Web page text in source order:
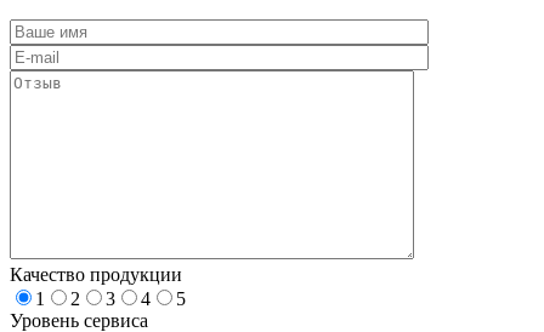
Качество продукции
1
2 3 4
5
Уровень сервиса